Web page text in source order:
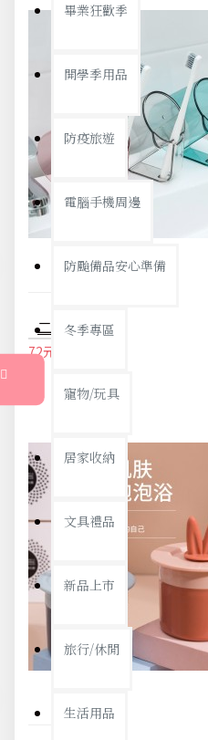
畢業狂歡季
開學季用品
防疫旅遊
電腦手機周邊
防颱備品安心準備
冬季專區
寵物/玩具
居家收納
文具禮品
新品上市
旅行/休閒
生活用品
二合一創意漱口杯 簡約透明瀝水漱口杯 創意情侶洗漱杯 刷牙杯
72元